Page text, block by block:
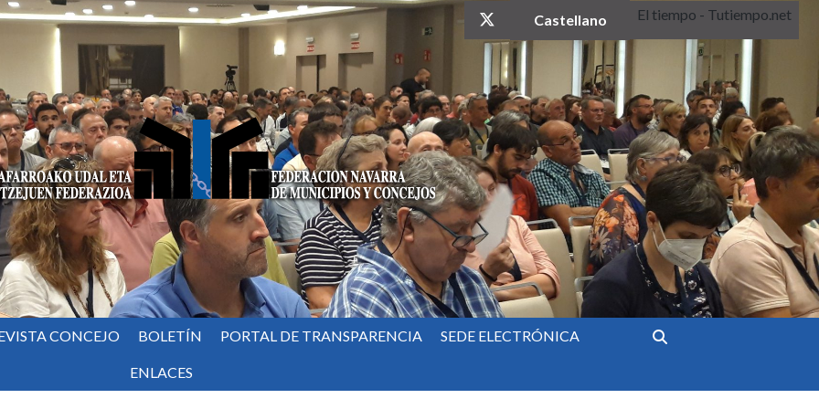
twitter
Castellano El tiempo - Tutiempo.net
CONCEJO BOLETÍN PORTAL DE TRANSPARENCIA SEDE ELECTRÓNICA
ENLACES